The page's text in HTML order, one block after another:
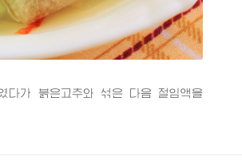
가 붉은고추와 섞은 다음 절임액을